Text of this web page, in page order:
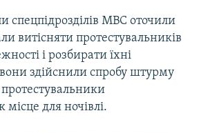
спецпідрозділів МВС оточили
витісняти протестувальників
і розбирати їхні
здійснили спробу штурму
для ночівлі.